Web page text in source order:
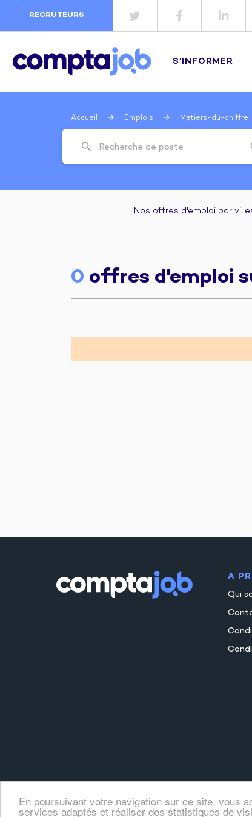
En poursuivant votre navigation sur ce site, vous
services adaptés et réaliser des statistiques de
RECRUTEURS
S'INFORMER
Accueil Emplois Metiers-du-chiffre
Recherche de poste
search
Nos offres d'emploi par
0 offres d'emploi
A
Qui